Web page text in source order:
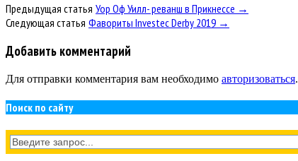
Предыдущая статья Уор Оф Уилл- реванш в Прикнессе →
Следующая статья Фавориты Investec Derby 2019 →
Добавить комментарий
Для отправки комментария вам необходимо авторизоваться.
Поиск по сайту